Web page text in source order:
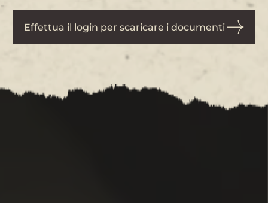
Effettua il login per scaricare i documenti